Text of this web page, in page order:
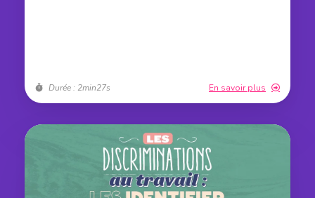
Durée : 2min27s En savoir plus